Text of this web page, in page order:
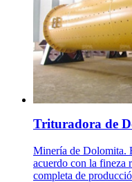
Trituradora de
Minería de Dolomita.
acuerdo con la fineza
completa de